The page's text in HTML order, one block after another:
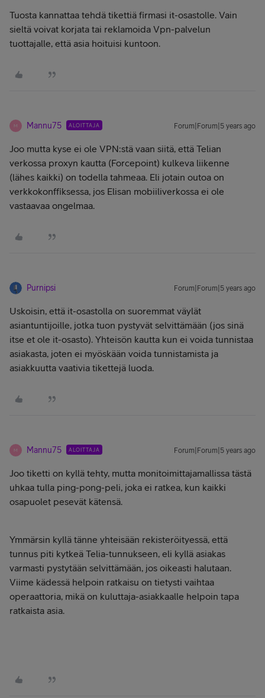
Tuosta kannattaa tehdä tikettiä firmasi it-osastolle. Vain
sieltä voivat korjata tai reklamoida Vpn-palvelun
tuottajalle, että asia hoituisi kuntoon.
M Mannu75 ALOITTAJA Forum|Forum|5 years ago
Joo mutta kyse ei ole VPN:stä vaan siitä, että Telian
verkossa proxyn kautta (Forcepoint) kulkeva liikenne
(lähes kaikki) on todella tahmeaa. Eli jotain outoa on
verkkokonffiksessa, jos Elisan mobiiliverkossa ei ole
vastaavaa ongelmaa.
Purnipsi Forum|Forum|5 years ago
Uskoisin, että it-osastolla on suoremmat väylät
asiantuntijoille, jotka tuon pystyvät selvittämään (jos sinä
itse et ole it-osasto). Yhteisön kautta kun ei voida tunnistaa
asiakasta, joten ei myöskään voida tunnistamista ja
asiakkuutta vaativia tikettejä luoda.
M Mannu75 ALOITTAJA Forum|Forum|5 years ago
Joo tiketti on kyllä tehty, mutta monitoimittajamallissa tästä
uhkaa tulla ping-pong-peli, joka ei ratkea, kun kaikki
osapuolet pesevät kätensä.
Ymmärsin kyllä tänne yhteisään rekisteröityessä, että
tunnus piti kytkeä Telia-tunnukseen, eli kyllä asiakas
varmasti pystytään selvittämään, jos oikeasti halutaan.
Viime kädessä helpoin ratkaisu on tietysti vaihtaa
operaattoria, mikä on kuluttaja-asiakkaalle helpoin tapa
ratkaista asia.